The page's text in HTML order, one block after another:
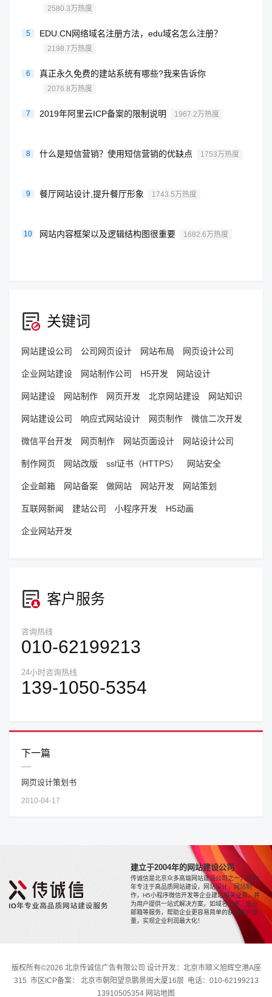
2580.3万热度
5 EDU.CN网络域名注册方法，edu域名怎么注册？
2198.7万热度
6 真正永久免费的建站系统有哪些?我来告诉你
2076.8万热度
7 2019年阿里云ICP备案的限制说明 1967.2万热度
8 什么是短信营销？使用短信营销的优缺点 1753万热度
9 餐厅网站设计,提升餐厅形象 1743.5万热度
10 网站内容框架以及逻辑结构图很重要 1682.6万热度
关键词
网站建设公司 公司网页设计 网站布局 网页设计公司
企业网站建设 网站制作公司 H5开发 网站设计
网站建设 网站制作 网页开发 北京网站建设 网站知识
网站建设公司 响应式网站设计 网页制作 微信二次开发
微信平台开发 网页制作 网站页面设计 网站设计公司
制作网页 网站改版 ssl证书（HTTPS） 网站安全
企业邮箱 网站备案 做网站 网站开发 网站策划
互联网新闻 建站公司 小程序开发 H5动画
企业网站开发
客户服务
咨询热线
010-62199213
24小时咨询热线
139-1050-5354
下一篇
网页设计策划书
2010-04-17
建立于2004年的网站建设公司
传诚信是北京众多高端网站建设公司之一，近20
年专注于高品质网站建设，网站设计，网站制
作，H5小程序微信开发等企业建站相关业务，并
为用户提供一站式解决方案，如域名注册，企业
邮箱等服务，帮助企业更容易简单的获取用户流
量，实现企业利润最大化！
版权所有©2026 北京传诚信广告有限公司 设计开发：北京市顺义旭辉空港A座
315 市区ICP备案： 北京市朝阳望京鹏景阁大厦16层 电话：010-62199213
13910505354 网站地图